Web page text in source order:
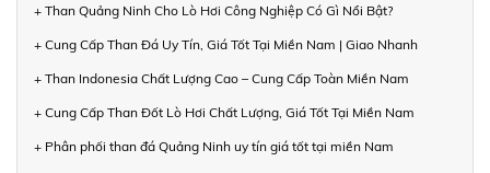
+ Than Quảng Ninh Cho Lò Hơi Công Nghiệp Có Gì Nổi Bật?
+ Cung Cấp Than Đá Uy Tín, Giá Tốt Tại Miền Nam | Giao Nhanh
+ Than Indonesia Chất Lượng Cao – Cung Cấp Toàn Miền Nam
+ Cung Cấp Than Đốt Lò Hơi Chất Lượng, Giá Tốt Tại Miền Nam
+ Phân phối than đá Quảng Ninh uy tín giá tốt tại miền Nam